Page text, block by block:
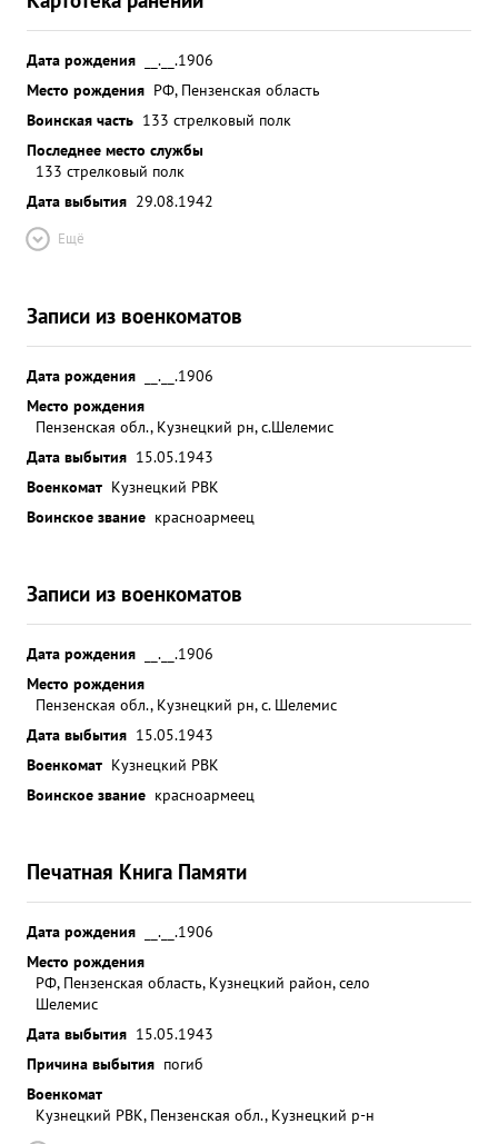
Дата рождения
__.__.1906
Место рождения РФ, Пензенская область
Воинская часть 133 стрелковый полк
Последнее место службы
133 стрелковый полк
Дата выбытия 29.08.1942
Ещё
Записи из военкоматов
Дата рождения
__.__.1906
Место рождения
Пензенская обл., Кузнецкий рн, с.Шелемис
Дата выбытия 15.05.1943
Военкомат Кузнецкий РВК
Воинское звание красноармеец
Записи из военкоматов
Дата рождения
__.__.1906
Место рождения
Пензенская обл., Кузнецкий рн, с. Шелемис
Дата выбытия 15.05.1943
Военкомат Кузнецкий РВК
Воинское звание красноармеец
Печатная Книга Памяти
Дата рождения
__.__.1906
Место рождения
РФ, Пензенская область, Кузнецкий район, село
Шелемис
Дата выбытия 15.05.1943
Причина выбытия погиб
Военкомат
Кузнецкий РВК, Пензенская обл., Кузнецкий р-н